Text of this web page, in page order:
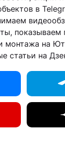
в
показываем
монтажа на
статьи на